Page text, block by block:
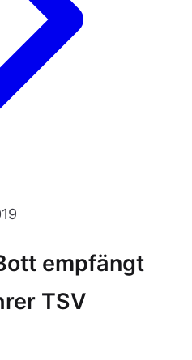
empfängt
TSV